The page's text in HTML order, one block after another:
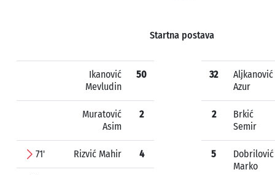
Startna postava
Ikanović
Mevludin
50
Muratović
Asim
2
71' Rizvić Mahir 4
32
Aljkanović
Azur
2
Brkić
Semir
5
Dobrilović
Marko